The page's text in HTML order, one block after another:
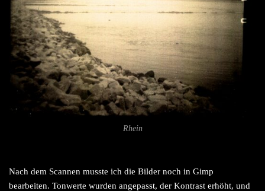
Rhein
Nach dem Scannen musste ich die Bilder noch in Gimp
bearbeiten. Tonwerte wurden angepasst, der Kontrast erhöht, und